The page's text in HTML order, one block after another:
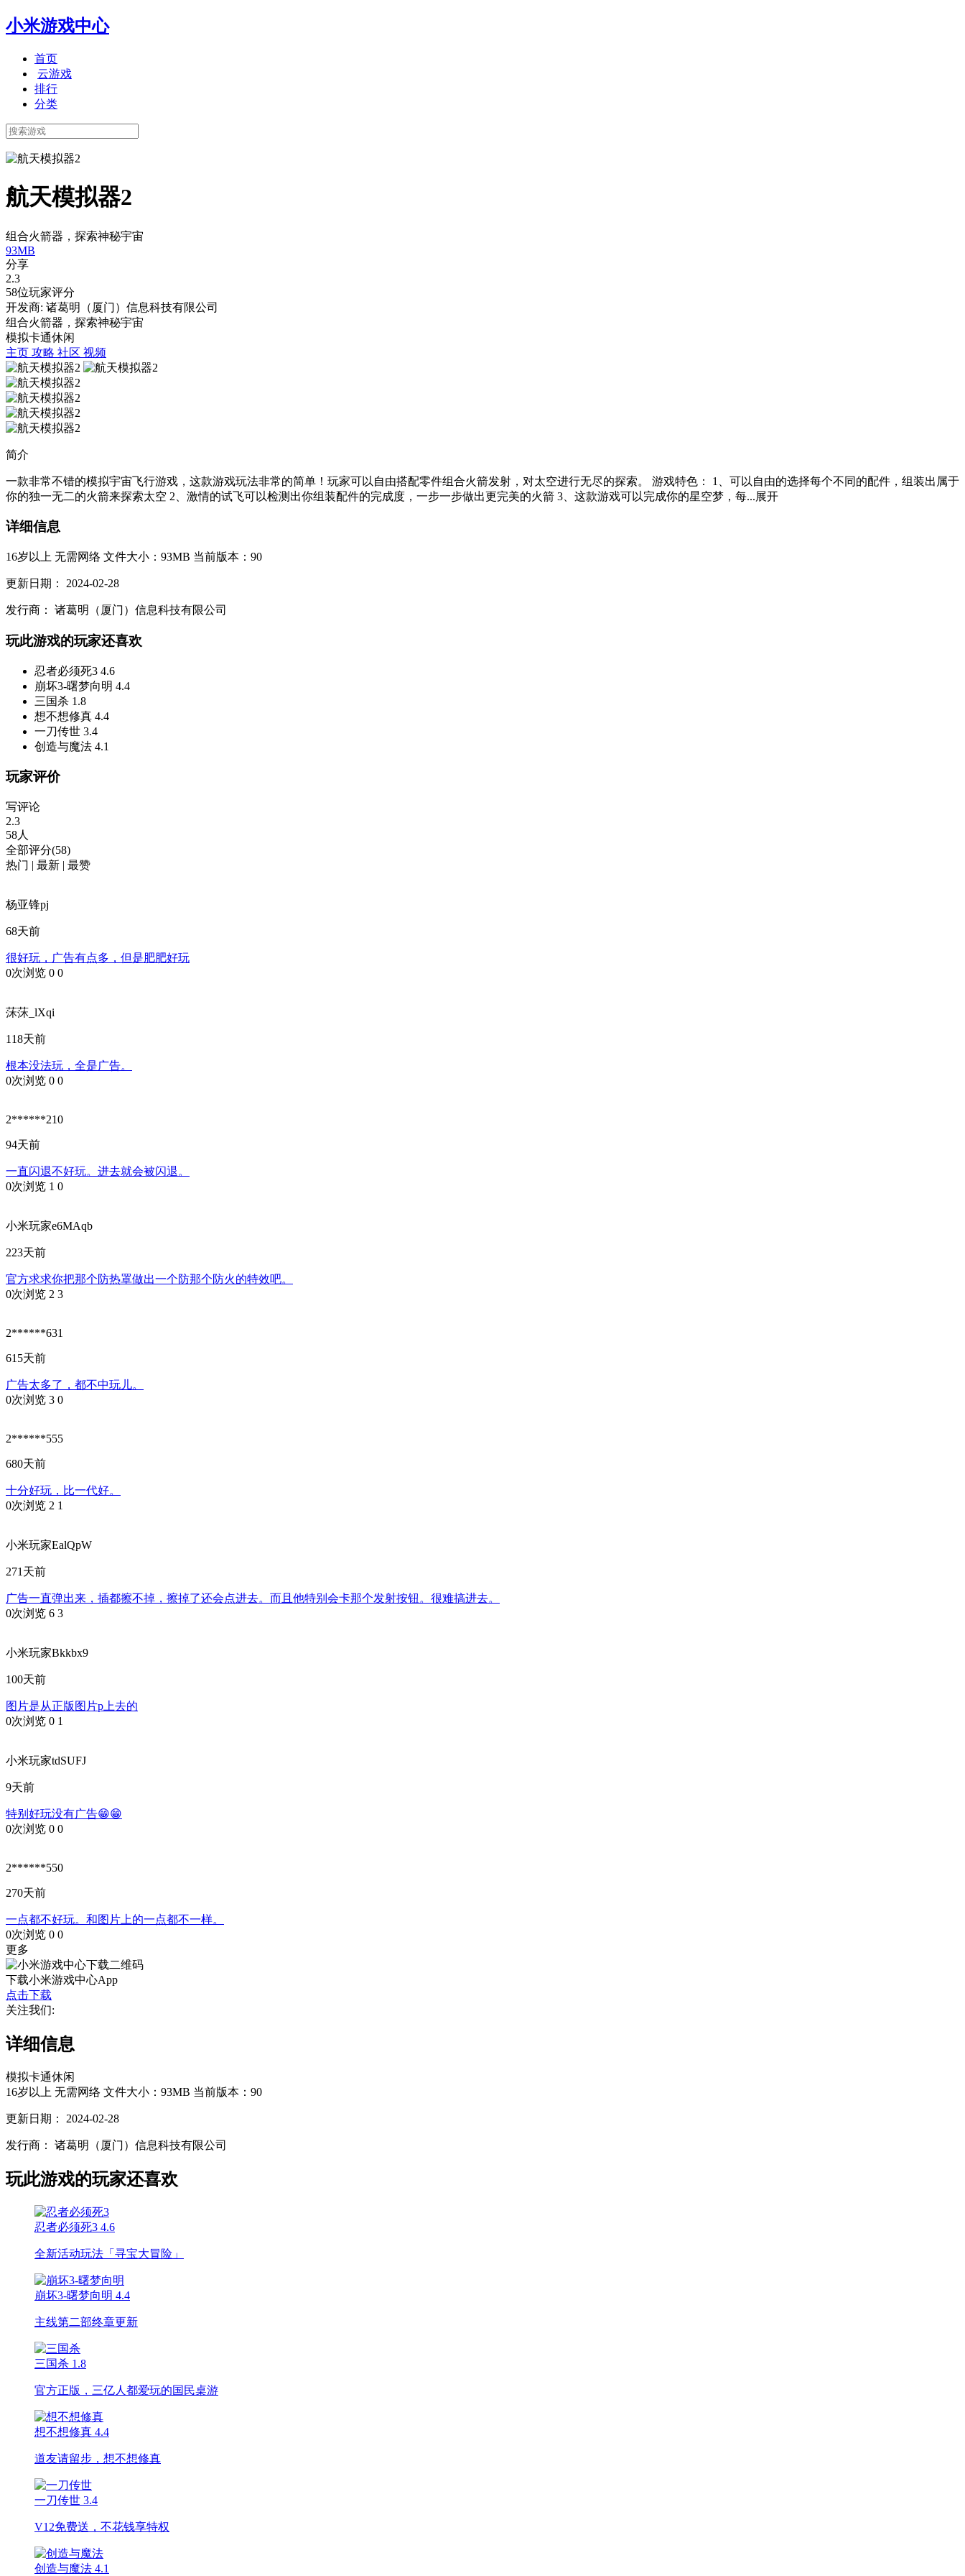
小米游戏中心
首页
云游戏
排行
分类
航天模拟器2
组合火箭器，探索神秘宇宙
93MB
分享
2.3
58位玩家评分
开发商: 诸葛明（厦门）信息科技有限公司
组合火箭器，探索神秘宇宙
模拟卡通休闲
主页 攻略 社区 视频
简介
一款非常不错的模拟宇宙飞行游戏，这款游戏玩法非常的简单！玩家可以自由搭配零件组合火箭发射，对太空进行无尽的探索。 游戏特色： 1、可以自由的选择每个不同的配件，组装出属于
你的独一无二的火箭来探索太空 2、激情的试飞可以检测出你组装配件的完成度，一步一步做出更完美的火箭 3、这款游戏可以完成你的星空梦，每...展开
详细信息
16岁以上 无需网络 文件大小：93MB 当前版本：90
更新日期： 2024-02-28
发行商： 诸葛明（厦门）信息科技有限公司
玩此游戏的玩家还喜欢
忍者必须死3 4.6
崩坏3-曙梦向明 4.4
三国杀 1.8
想不想修真 4.4
一刀传世 3.4
创造与魔法 4.1
玩家评价
写评论
2.3
58人
全部评分(58)
热门 | 最新 | 最赞
杨亚锋pj
68天前
很好玩，广告有点多，但是肥肥好玩
0次浏览 0 0
莯莯_lXqi
118天前
根本没法玩，全是广告。
0次浏览 0 0
2******210
94天前
一直闪退不好玩。进去就会被闪退。
0次浏览 1 0
小米玩家e6MAqb
223天前
官方求求你把那个防热罩做出一个防那个防火的特效吧。
0次浏览 2 3
2******631
615天前
广告太多了，都不中玩儿。
0次浏览 3 0
2******555
680天前
十分好玩，比一代好。
0次浏览 2 1
小米玩家EalQpW
271天前
广告一直弹出来，插都擦不掉，擦掉了还会点进去。而且他特别会卡那个发射按钮。很难搞进去。
0次浏览 6 3
小米玩家Bkkbx9
100天前
图片是从正版图片p上去的
0次浏览 0 1
小米玩家tdSUFJ
9天前
特别好玩没有广告😁😁
0次浏览 0 0
2******550
270天前
一点都不好玩。和图片上的一点都不一样。
0次浏览 0 0
更多
下载小米游戏中心App
点击下载
关注我们:
详细信息
模拟卡通休闲
16岁以上 无需网络 文件大小：93MB 当前版本：90
更新日期： 2024-02-28
发行商： 诸葛明（厦门）信息科技有限公司
玩此游戏的玩家还喜欢
忍者必须死3 4.6
全新活动玩法「寻宝大冒险」
崩坏3-曙梦向明 4.4
主线第二部终章更新
三国杀 1.8
官方正版，三亿人都爱玩的国民桌游
想不想修真 4.4
道友请留步，想不想修真
一刀传世 3.4
V12免费送，不花钱享特权
创造与魔法 4.1